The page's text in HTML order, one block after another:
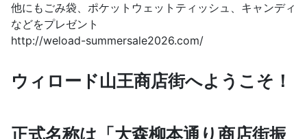
他にもごみ袋、ポケットウェットティッシュ、キャンディ
などをプレゼント
http://weload-summersale2026.com/
ウィロード山王商店街へようこそ！
正式名称は「大森柳本通り商店街振